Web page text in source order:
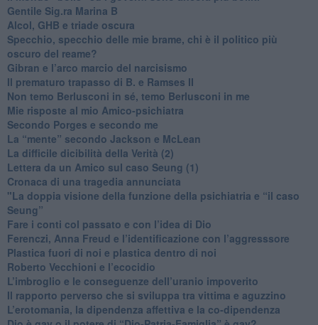
​Gentile Sig.ra Marina B
​Alcol, GHB e triade oscura
​Specchio, specchio delle mie brame, chi è il politico più
oscuro del reame?
​Gibran e l’arco marcio del narcisismo
​Il prematuro trapasso di B. e Ramses II
​Non temo Berlusconi in sé, temo Berlusconi in me
​Mie risposte al mio Amico-psichiatra
​Secondo Porges e secondo me
​La “mente” secondo Jackson e McLean
La difficile dicibilità della Verità (2)
​Lettera da un Amico sul caso Seung (1)
​Cronaca di una tragedia annunciata
"​La doppia visione della funzione della psichiatria e “il caso
Seung”
​Fare i conti col passato e con l’idea di Dio
​Ferenczi, Anna Freud e l’identificazione con l’aggresssore
Plastica fuori di noi e plastica dentro di noi
​Roberto Vecchioni e l’ecocidio
​L’imbroglio e le conseguenze dell’uranio impoverito
​Il rapporto perverso che si sviluppa tra vittima e aguzzino
L’erotomania, la dipendenza affettiva e la co-dipendenza